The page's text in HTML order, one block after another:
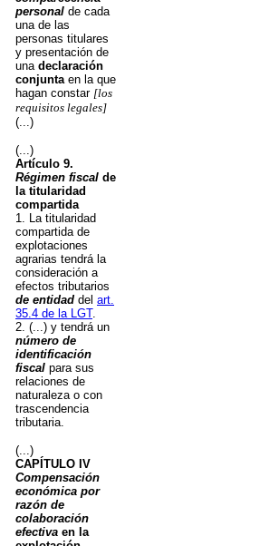
personal de cada
una de las
personas titulares
y presentación de
una declaración
conjuntaen la que
hagan constar [los
requisitos legales]
(...)
(...)
Artículo 9.
Régimen fiscal de
la titularidad
compartida
1. La titularidad
compartida de
explotaciones
agrarias tendrá la
consideración a
efectos tributarios
de entidad del art.
35.4 de la LGT.
2. (...) y tendrá un
número de
identificación
fiscal para sus
relaciones de
naturaleza o con
trascendencia
tributaria.
(...)
CAPÍTULO IV
Compensación
económica por
razón de
colaboración
efectiva en la